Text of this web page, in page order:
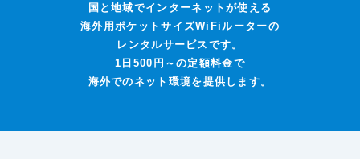
国と地域でインターネットが使える
海外用ポケットサイズWiFiルーターの
レンタルサービスです。
1日500円～の定額料金で
海外でのネット環境を提供します。